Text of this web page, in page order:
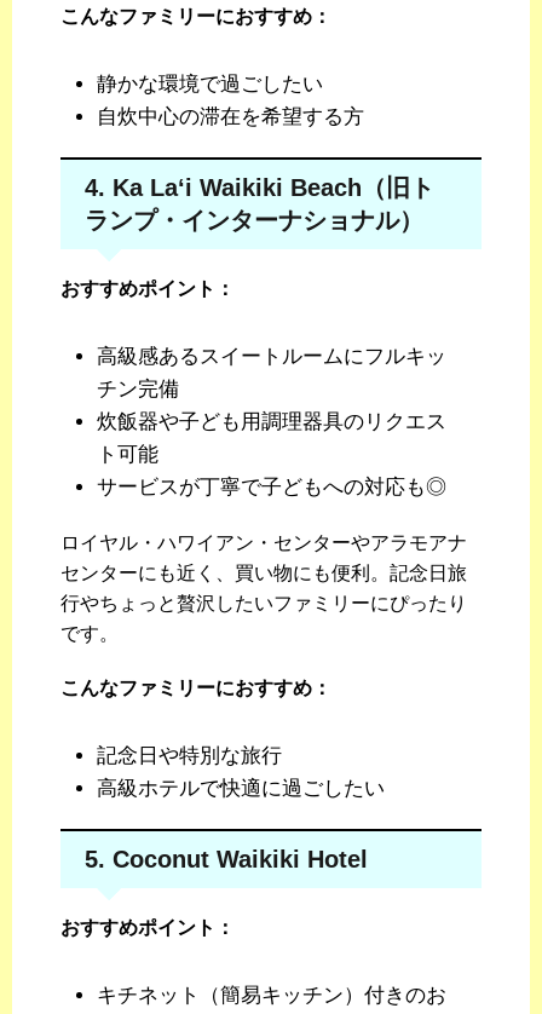
こんなファミリーにおすすめ：
静かな環境で過ごしたい
自炊中心の滞在を希望する方
4. Ka Laʻi Waikiki Beach（旧ト
ランプ・インターナショナル）
おすすめポイント：
高級感あるスイートルームにフルキッ
チン完備
炊飯器や子ども用調理器具のリクエス
ト可能
サービスが丁寧で子どもへの対応も◎
ロイヤル・ハワイアン・センターやアラモアナ
センターにも近く、買い物にも便利。記念日旅
行やちょっと贅沢したいファミリーにぴったり
です。
こんなファミリーにおすすめ：
記念日や特別な旅行
高級ホテルで快適に過ごしたい
5. Coconut Waikiki Hotel
おすすめポイント：
キチネット（簡易キッチン）付きのお